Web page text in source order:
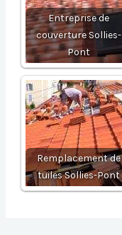
Entreprise de
couverture Sollies-
Pont
Remplacement de
tuiles Sollies-Pont